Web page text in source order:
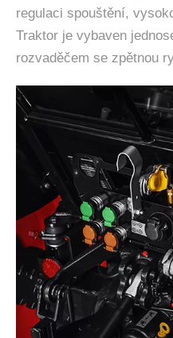
regulaci spouštění,
Traktor je vybaven
rozvaděčem se zpětnou